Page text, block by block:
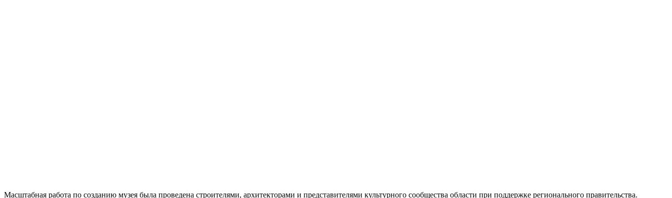
Масштабная работа по созданию музея была проведена строителями, архитекторами и представителями культурного сообщества области при поддержке регионального правительства.